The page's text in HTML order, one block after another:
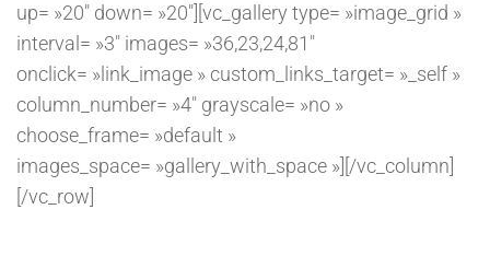
up= »20″ down= »20″][vc_gallery type= »image_grid »
interval= »3″ images= »36,23,24,81″
onclick= »link_image » custom_links_target= »_self »
column_number= »4″ grayscale= »no »
choose_frame= »default »
images_space= »gallery_with_space »][/vc_column]
[/vc_row]